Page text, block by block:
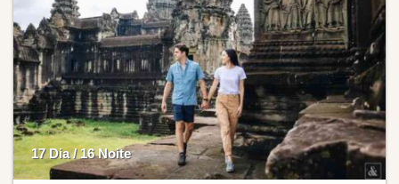
17 Dia / 16 Noite